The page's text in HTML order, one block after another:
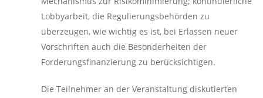
Lobbyarbeit, die Regulierungsbehörden zu
überzeugen, wie wichtig es ist, bei Erlassen neuer
Vorschriften auch die Besonderheiten der
Forderungsfinanzierung zu berücksichtigen.
Die Teilnehmer an der Veranstaltung diskutierten